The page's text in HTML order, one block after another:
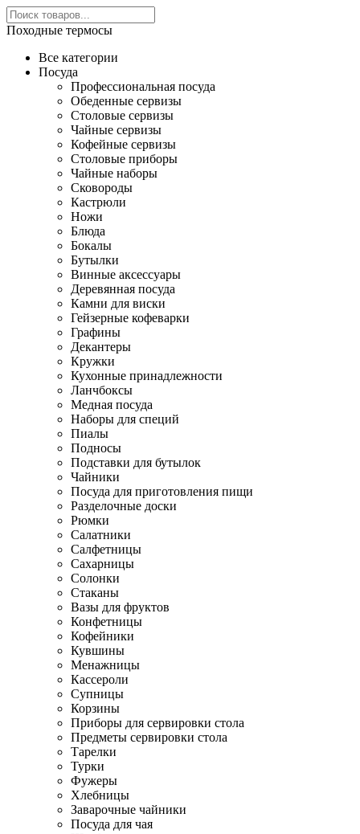
Походные термосы
Все категории
Посуда
Профессиональная посуда
Обеденные сервизы
Столовые сервизы
Чайные сервизы
Кофейные сервизы
Столовые приборы
Чайные наборы
Сковороды
Кастрюли
Ножи
Блюда
Бокалы
Бутылки
Винные аксессуары
Деревянная посуда
Камни для виски
Гейзерные кофеварки
Графины
Декантеры
Кружки
Кухонные принадлежности
Ланчбоксы
Медная посуда
Наборы для специй
Пиалы
Подносы
Подставки для бутылок
Чайники
Посуда для приготовления пищи
Разделочные доски
Рюмки
Салатники
Салфетницы
Сахарницы
Солонки
Стаканы
Вазы для фруктов
Конфетницы
Кофейники
Кувшины
Менажницы
Кассероли
Супницы
Корзины
Приборы для сервировки стола
Предметы сервировки стола
Тарелки
Турки
Фужеры
Хлебницы
Заварочные чайники
Посуда для чая